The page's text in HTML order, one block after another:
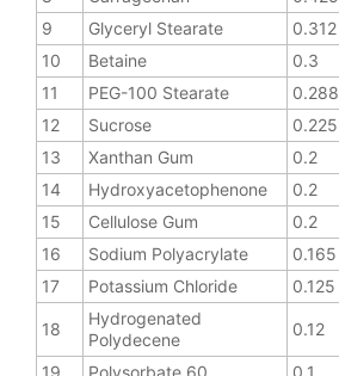
9
Glyceryl Stearate
0.312
10
Betaine
0.3
11
PEG-100 Stearate
0.288
12
Sucrose
0.225
13
Xanthan Gum
0.2
14
Hydroxyacetophenone
0.2
15
Cellulose Gum
0.2
16
Sodium Polyacrylate
0.165
17
Potassium Chloride 0.125
18
Hydrogenated
Polydecene
0.12
19 Polysorbate 60 0.1